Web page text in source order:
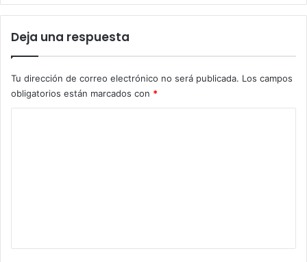
Deja una respuesta
Tu dirección de correo electrónico no será publicada. Los campos
obligatorios están marcados con *